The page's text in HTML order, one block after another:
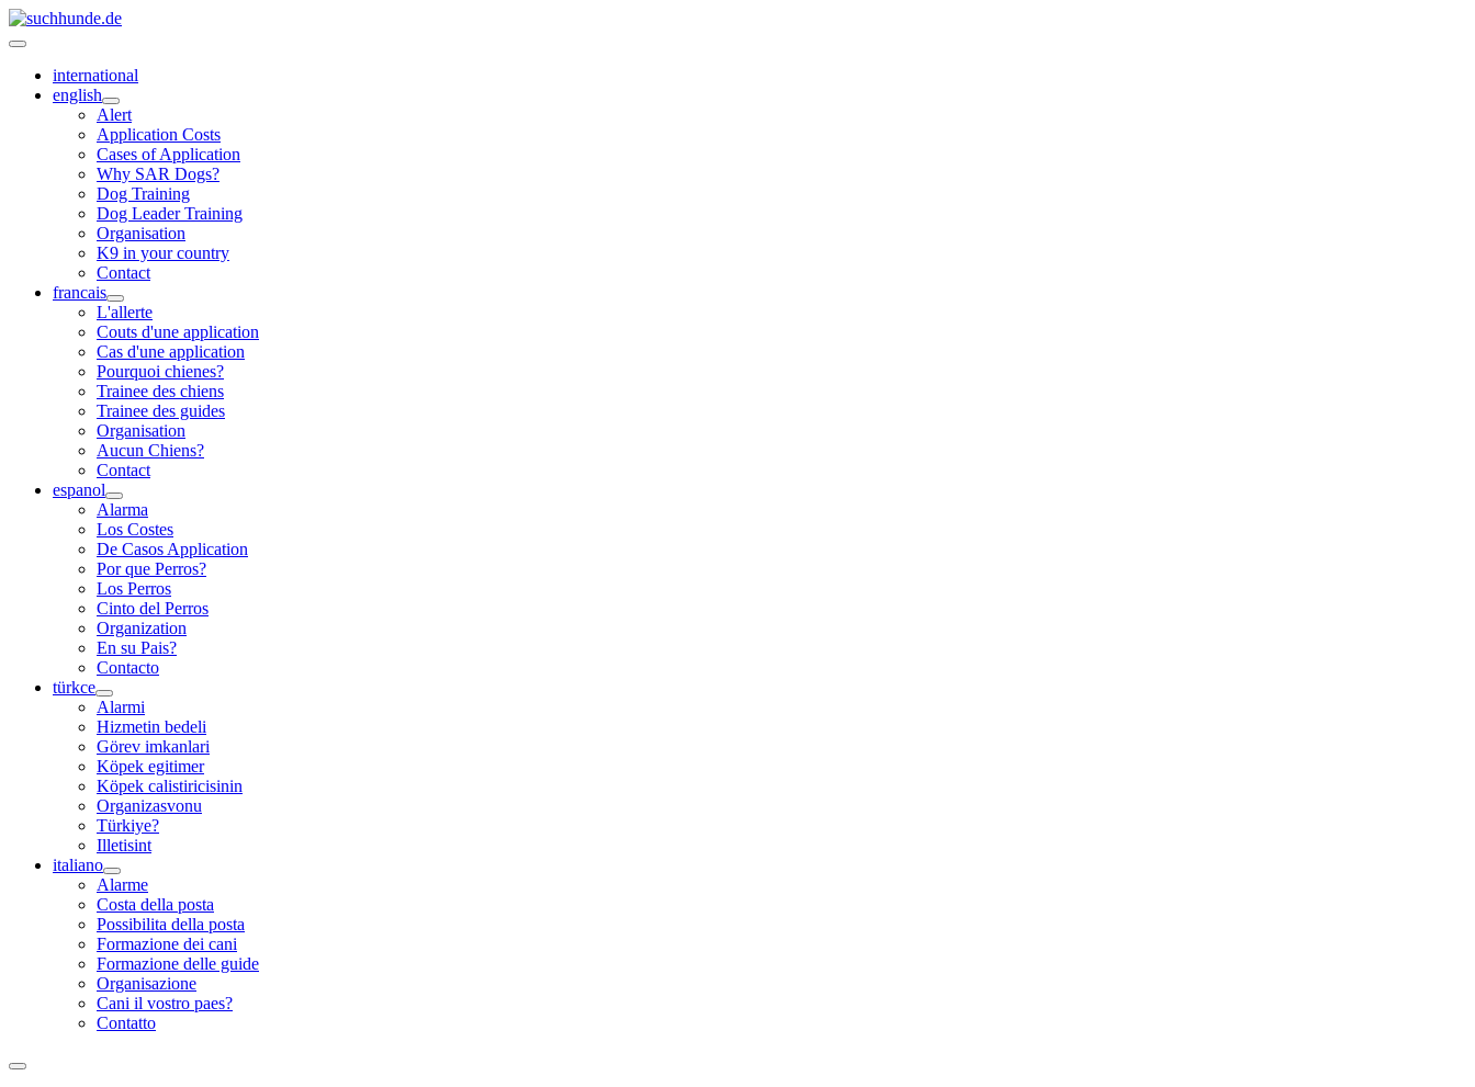
international
english
Alert
Application Costs
Cases of Application
Why SAR Dogs?
Dog Training
Dog Leader Training
Organisation
K9 in your country
Contact
francais
L'allerte
Couts d'une application
Cas d'une application
Pourquoi chienes?
Trainee des chiens
Trainee des guides
Organisation
Aucun Chiens?
Contact
espanol
Alarma
Los Costes
De Casos Application
Por que Perros?
Los Perros
Cinto del Perros
Organization
En su Pais?
Contacto
türkce
Alarmi
Hizmetin bedeli
Görev imkanlari
Köpek egitimer
Köpek calistiricisinin
Organizasvonu
Türkiye?
Illetisint
italiano
Alarme
Costa della posta
Possibilita della posta
Formazione dei cani
Formazione delle guide
Organisazione
Cani il vostro paes?
Contatto